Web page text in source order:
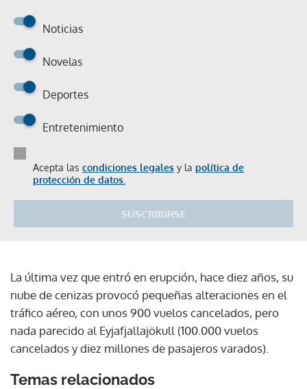
Noticias
Novelas
Deportes
Entretenimiento
Acepta las condiciones legales y la política de
protección de datos.
SUSCRIBIRSE
La última vez que entró en erupción, hace diez años, su
nube de cenizas provocó pequeñas alteraciones en el
tráfico aéreo, con unos 900 vuelos cancelados, pero
nada parecido al Eyjafjallajökull (100.000 vuelos
cancelados y diez millones de pasajeros varados).
Temas relacionados